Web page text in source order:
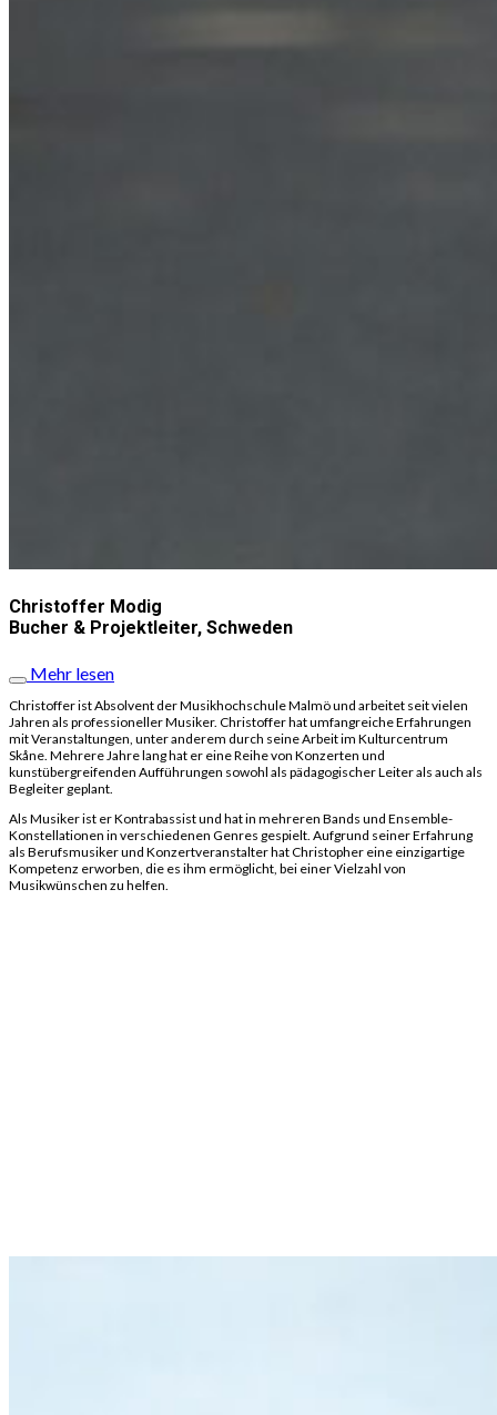
Christoffer Modig
Bucher & Projektleiter, Schweden
Mehr lesen
Christoffer ist Absolvent der Musikhochschule Malmö und arbeitet seit vielen
Jahren als professioneller Musiker. Christoffer hat umfangreiche Erfahrungen
mit Veranstaltungen, unter anderem durch seine Arbeit im Kulturcentrum
Skåne. Mehrere Jahre lang hat er eine Reihe von Konzerten und
kunstübergreifenden Aufführungen sowohl als pädagogischer Leiter als auch als
Begleiter geplant.
Als Musiker ist er Kontrabassist und hat in mehreren Bands und Ensemble-
Konstellationen in verschiedenen Genres gespielt. Aufgrund seiner Erfahrung
als Berufsmusiker und Konzertveranstalter hat Christopher eine einzigartige
Kompetenz erworben, die es ihm ermöglicht, bei einer Vielzahl von
Musikwünschen zu helfen.